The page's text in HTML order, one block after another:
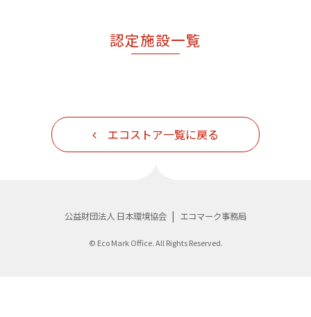
認定施設一覧
エコストア一覧に戻る
公益財団法人 日本環境協会 エコマーク事務局
© Eco Mark Office. All Rights Reserved.